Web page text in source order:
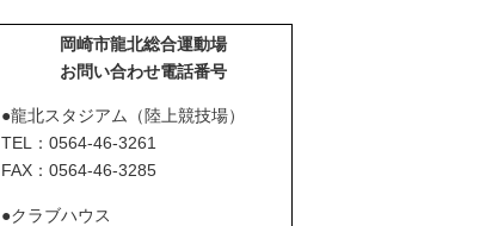
岡崎市龍北総合運動場
お問い合わせ電話番号
●龍北スタジアム（陸上競技場）
TEL：0564-46-3261
FAX：0564-46-3285
●クラブハウス